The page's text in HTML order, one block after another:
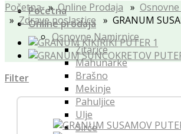
Početna
Online prodaja
Osnovne Namirnice
Žitarice
Mahunarke
Brašno
Mekinje
Pahuljice
Ulje
Sirće
Početna»Online Prodaja »
»Zdrave poslastice » GRANUM
Filter